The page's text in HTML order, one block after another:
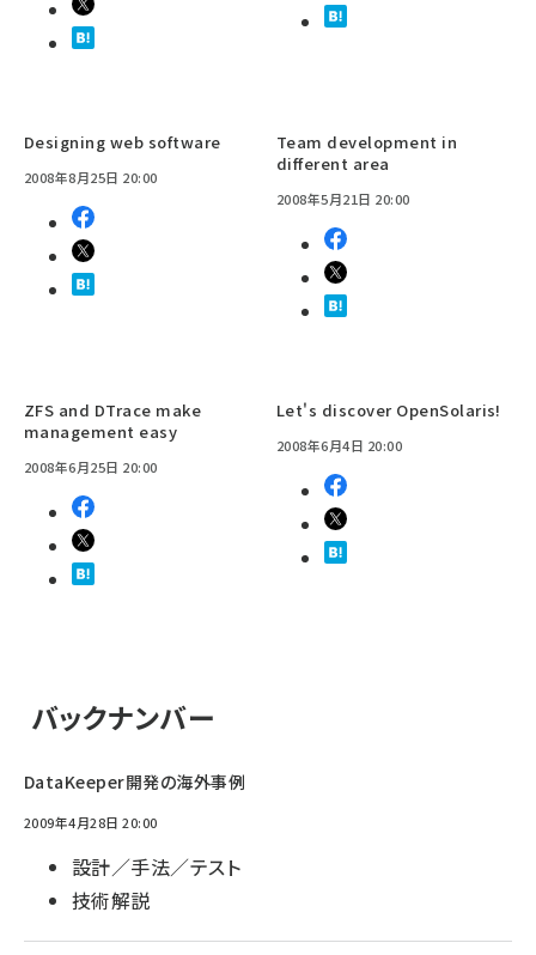
Designing web software
2008年8月25日 20:00
Team development in
different area
2008年5月21日 20:00
ZFS and DTrace make
management easy
2008年6月25日 20:00
Let's discover OpenSolaris!
2008年6月4日 20:00
バックナンバー
DataKeeper開発の海外事例
2009年4月28日 20:00
設計／手法／テスト
技術解説